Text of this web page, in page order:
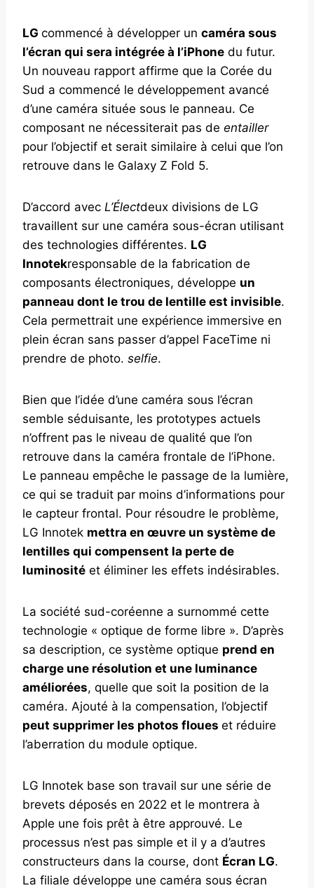
LG commencé à développer un caméra sous
l’écran qui sera intégrée à l’iPhone du futur.
Un nouveau rapport affirme que la Corée du
Sud a commencé le développement avancé
d’une caméra située sous le panneau. Ce
composant ne nécessiterait pas de entailler
pour l’objectif et serait similaire à celui que l’on
retrouve dans le Galaxy Z Fold 5.
D’accord avec L’Électdeux divisions de LG
travaillent sur une caméra sous-écran utilisant
des technologies différentes. LG
Innotekresponsable de la fabrication de
composants électroniques, développe un
panneau dont le trou de lentille est invisible.
Cela permettrait une expérience immersive en
plein écran sans passer d’appel FaceTime ni
prendre de photo. selfie.
Bien que l’idée d’une caméra sous l’écran
semble séduisante, les prototypes actuels
n’offrent pas le niveau de qualité que l’on
retrouve dans la caméra frontale de l’iPhone.
Le panneau empêche le passage de la lumière,
ce qui se traduit par moins d’informations pour
le capteur frontal. Pour résoudre le problème,
LG Innotek mettra en œuvre un système de
lentilles qui compensent la perte de
luminosité et éliminer les effets indésirables.
La société sud-coréenne a surnommé cette
technologie « optique de forme libre ». D’après
sa description, ce système optique prend en
charge une résolution et une luminance
améliorées, quelle que soit la position de la
caméra. Ajouté à la compensation, l’objectif
peut supprimer les photos floues et réduire
l’aberration du module optique.
LG Innotek base son travail sur une série de
brevets déposés en 2022 et le montrera à
Apple une fois prêt à être approuvé. Le
processus n’est pas simple et il y a d’autres
constructeurs dans la course, dont Écran LG.
La filiale développe une caméra sous écran